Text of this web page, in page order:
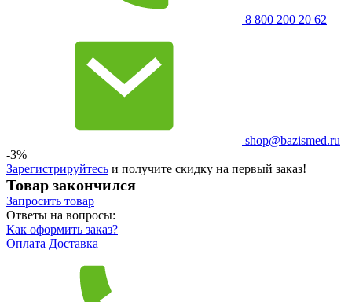
8 800 200 20 62
shop@bazismed.ru
-3%
Зарегистрируйтесь и получите скидку на первый заказ!
Товар закончился
Запросить товар
Ответы на вопросы:
Как оформить заказ?
Оплата Доставка